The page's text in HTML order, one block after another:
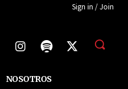
Sign in / Join
NOSOTROS